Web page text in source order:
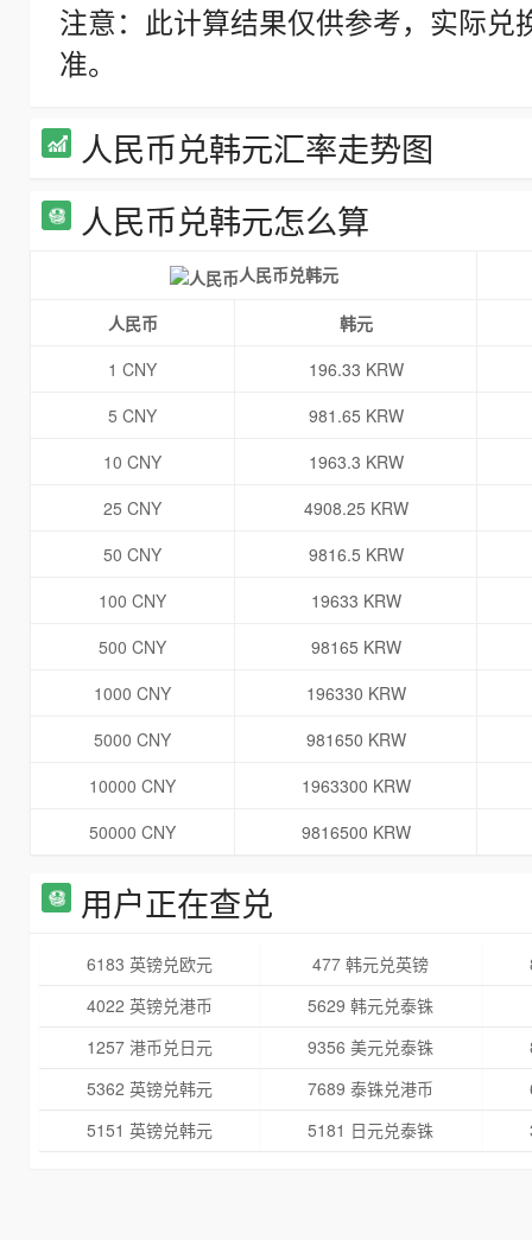
注意：此计算结果仅供参考，实际
准。
人民币兑韩元汇率走势图
人民币兑韩元怎么算
人民币兑韩元
人民币
韩元
1 CNY
196.33 KRW
5 CNY
981.65 KRW
10 CNY
1963.3 KRW
25 CNY
4908.25 KRW
50 CNY
9816.5 KRW
100 CNY
19633 KRW
500 CNY
98165 KRW
1000 CNY
196330 KRW
5000 CNY
981650 KRW
10000 CNY
1963300 KRW
50000 CNY
9816500 KRW
用户正在查兑
6183 英镑兑欧元 477 韩元兑英镑
4022 英镑兑港币
5629 韩元兑泰铢
1257 港币兑日元
9356 美元兑泰铢
5362 英镑兑韩元
7689 泰铢兑港币
5151 英镑兑韩元
5181 日元兑泰铢